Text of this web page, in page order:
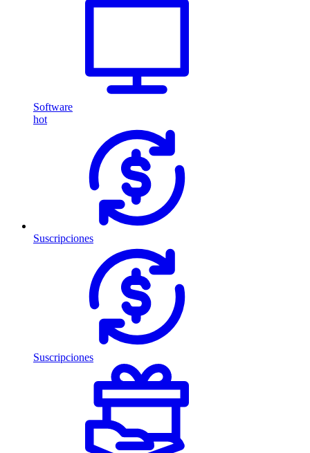
Software
hot
Suscripciones
Suscripciones